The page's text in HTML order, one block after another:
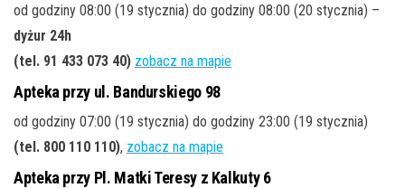
od godziny 08:00 (19 stycznia) do godziny 08:00 (20 stycznia) –
dyżur 24h
(tel. 91 433 073 40) zobacz na mapie
Apteka przy ul. Bandurskiego 98
od godziny 07:00 (19 stycznia) do godziny 23:00 (19 stycznia)
(tel. 800 110 110), zobacz na mapie
Apteka przy Pl. Matki Teresy z Kalkuty 6